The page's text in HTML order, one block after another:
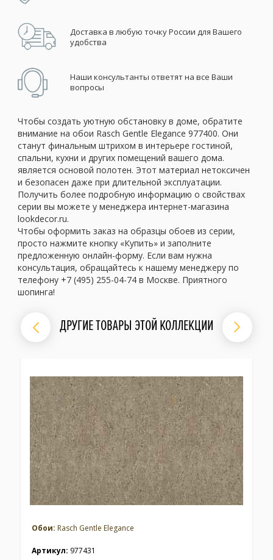
Доставка в любую точку России для Вашего
удобства
Наши консультанты ответят на все Ваши
вопросы
Чтобы создать уютную обстановку в доме, обратите
внимание на обои Rasch Gentle Elegance 977400. Они
станут финальным штрихом в интерьере гостиной,
спальни, кухни и других помещений вашего дома.
является основой полотен. Этот материал нетоксичен
и безопасен даже при длительной эксплуатации.
Получить более подробную информацию о свойствах
серии вы можете у менеджера интернет-магазина
lookdecor.ru.
Чтобы оформить заказ на образцы обоев из серии,
просто нажмите кнопку «Купить» и заполните
предложенную онлайн-форму. Если вам нужна
консультация, обращайтесь к нашему менеджеру по
телефону +7 (495) 255-04-74 в Москве. Приятного
шопинга!
ДРУГИЕ ТОВАРЫ ЭТОЙ КОЛЛЕКЦИИ
Обои: Rasch Gentle Elegance
Артикул: 977431